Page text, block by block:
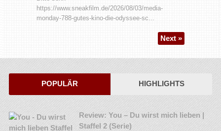
https://www.sneakfilm.de/2026/08/03/media-
monday-788-gutes-kino-die-odyssee-sc...
Next »
POPULÄR HIGHLIGHTS
Review: You – Du wirst mich lieben |
Staffel 2 (Serie)